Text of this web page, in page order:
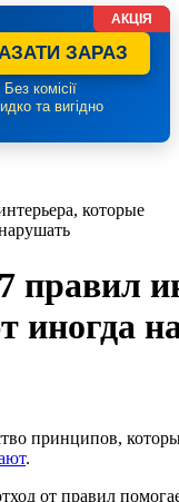
ЗАРАЗ
комісії
та вигідно
АКЦІЯ
которые
правил
иногда
.
от правил